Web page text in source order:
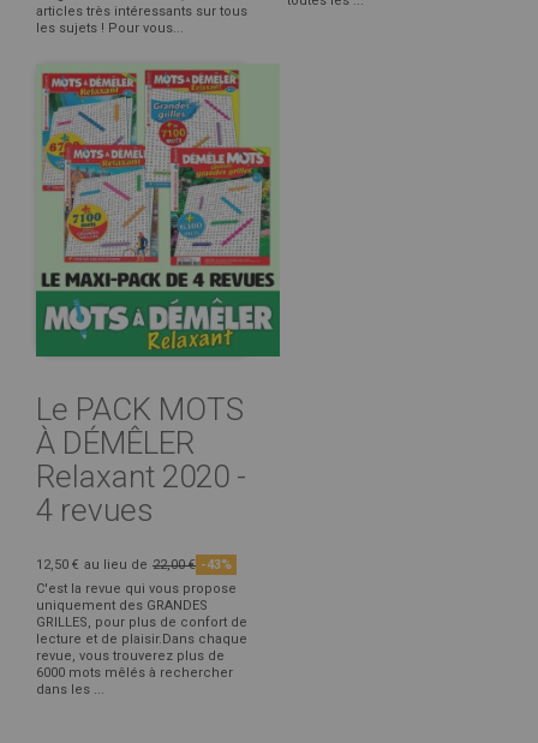
articles très intéressants sur tous
les sujets ! Pour vous...
Le PACK MOTS
À DÉMÊLER
Relaxant 2020 -
4 revues
12,50 € au lieu de 22,00 € -43%
C'est la revue qui vous propose
uniquement des GRANDES
GRILLES, pour plus de confort de
lecture et de plaisir.Dans chaque
revue, vous trouverez plus de
6000 mots mêlés à rechercher
dans les ...